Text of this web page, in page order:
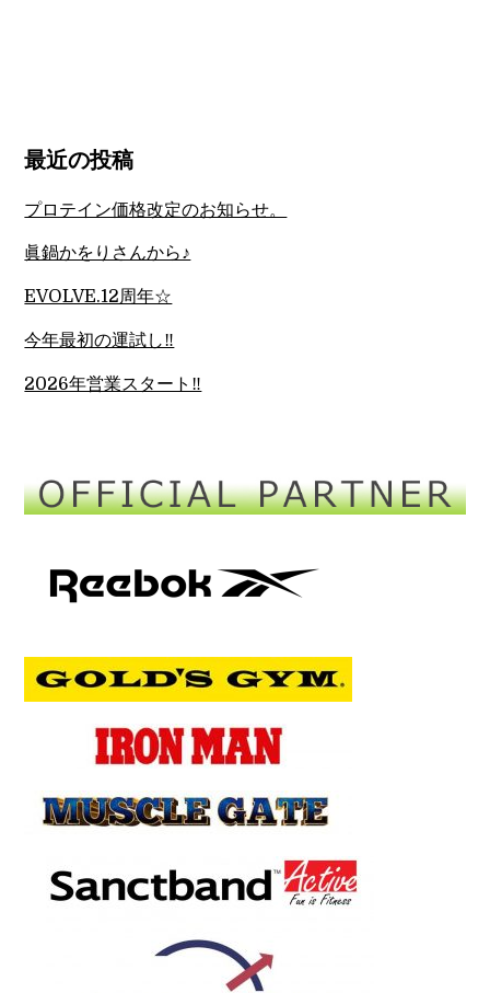
最近の投稿
プロテイン価格改定のお知らせ。
眞鍋かをりさんから♪
EVOLVE.12周年☆
今年最初の運試し‼︎
2026年営業スタート‼︎